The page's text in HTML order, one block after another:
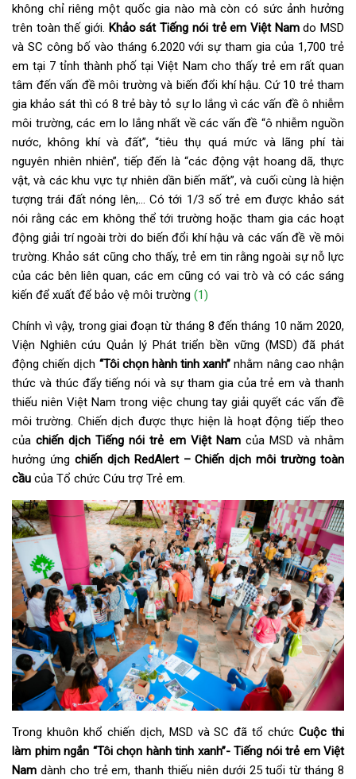
không chỉ riêng một quốc gia nào mà còn có sức ảnh hưởng
trên toàn thế giới. Khảo sát Tiếng nói trẻ em Việt Namdo MSD
và SC công bố vào tháng 6.2020 với sự tham gia của 1,700 trẻ
em tại 7 tỉnh thành phố tại Việt Nam cho thấy trẻ em rất quan
tâm đến vấn đề môi trường và biến đổi khí hậu. Cứ 10 trẻ tham
gia khảo sát thì có 8 trẻ bày tỏ sự lo lắng vì các vấn đề ô nhiễm
môi trường, các em lo lắng nhất về các vấn đề “ô nhiễm nguồn
nước, không khí và đất”, “tiêu thụ quá mức và lãng phí tài
nguyên nhiên nhiên”, tiếp đến là “các động vật hoang dã, thực
vật, và các khu vực tự nhiên dần biến mất”, và cuối cùng là hiện
tượng trái đất nóng lên,… Có tới 1/3 số trẻ em được khảo sát
nói rằng các em không thể tới trường hoặc tham gia các hoạt
động giải trí ngoài trời do biến đổi khí hậu và các vấn đề về môi
trường. Khảo sát cũng cho thấy, trẻ em tin rằng ngoài sự nỗ lực
của các bên liên quan, các em cũng có vai trò và có các sáng
kiến để xuất để bảo vệ môi trường (1)
Chính vì vậy, trong giai đoạn từ tháng 8 đến tháng 10 năm 2020,
Viện Nghiên cứu Quản lý Phát triển bền vững (MSD) đã phát
động chiến dịch “Tôi chọn hành tinh xanh” nhằm nâng cao nhận
thức và thúc đẩy tiếng nói và sự tham gia của trẻ em và thanh
thiếu niên Việt Nam trong việc chung tay giải quyết các vấn đề
môi trường. Chiến dịch được thực hiện là hoạt động tiếp theo
củachiến dịch Tiếng nói trẻ em Việt Namcủa MSD và nhằm
hưởng ứng chiến dịch RedAlert – Chiến dịch môi trường toàn
cầu của Tổ chức Cứu trợ Trẻ em.
Trong khuôn khổ chiến dịch, MSD và SC đã tổ chứcCuộc thi
làm phim ngắn “Tôi chọn hành tinh xanh”- Tiếng nói trẻ em Việt
Nam dành cho trẻ em, thanh thiếu niên dưới 25 tuổi từ tháng 8